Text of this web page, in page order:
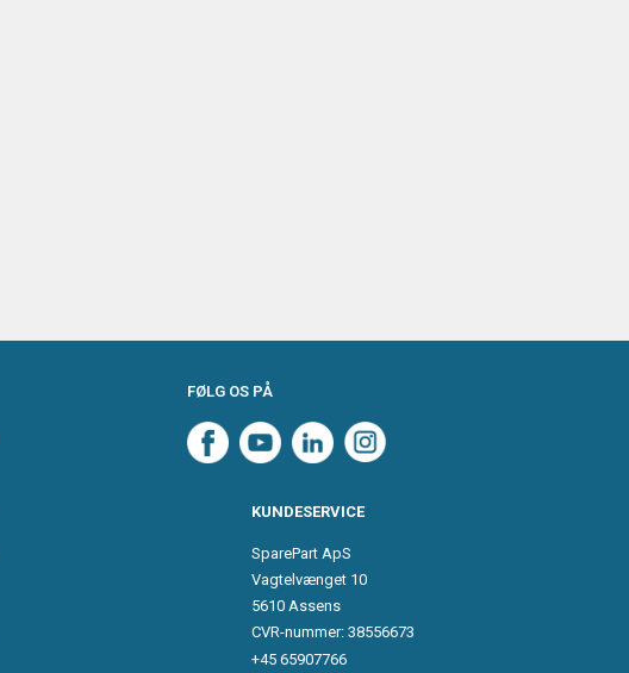
FØLG OS PÅ
KUNDESERVICE
SparePart ApS
Vagtelvænget 10
5610 Assens
CVR-nummer: 38556673
+45 65907766